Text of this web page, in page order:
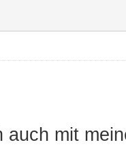
auch mit